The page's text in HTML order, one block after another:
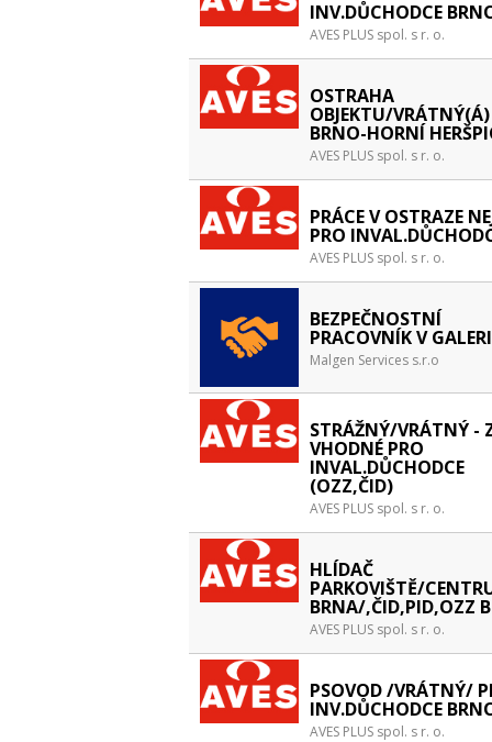
INV.DŮCHODCE
AVES PLUS spol. s r. o.
OSTRAHA
OBJEKTU/
BRNO-HORNÍ
AVES PLUS spol. s r. o.
PRÁCE V OSTRAZE
PRO
AVES PLUS spol. s r. o.
BEZPEČNOSTNÍ
PRACOVNÍK V
Malgen Services s.r.o
STRÁŽNÝ/VRÁTNÝ -
VHODNÉ PRO
INVAL.DŮCHODCE
(OZZ,ČID)
AVES PLUS spol. s r. o.
HLÍDAČ
PARKOVIŠTĚ/
BRNA/,ČID,PID,OZZ
AVES PLUS spol. s r. o.
PSOVOD /VRÁTNÝ/
INV.DŮCHODCE
AVES PLUS spol. s r. o.